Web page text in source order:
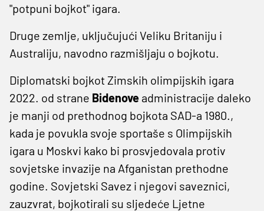
"potpuni bojkot" igara.
Druge zemlje, uključujući Veliku Britaniju i
Australiju, navodno razmišljaju o bojkotu.
Diplomatski bojkot Zimskih olimpijskih igara
2022. od strane Bidenove administracije daleko
je manji od prethodnog bojkota SAD-a 1980.,
kada je povukla svoje sportaše s Olimpijskih
igara u Moskvi kako bi prosvjedovala protiv
sovjetske invazije na Afganistan prethodne
godine. Sovjetski Savez i njegovi saveznici,
zauzvrat, bojkotirali su sljedeće Ljetne